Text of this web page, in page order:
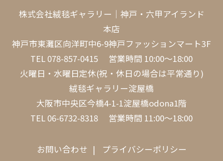
株式会社絨毯ギャラリー｜神戸・六甲アイランド
本店
神戸市東灘区向洋町中6-9神戸ファッションマート3F
TEL 078-857-0415 営業時間 10:00～18:00
火曜日・水曜日定休(祝・休日の場合は平常通り)
絨毯ギャラリー淀屋橋
大阪市中央区今橋4-1-1淀屋橋odona1階
TEL 06-6732-8318 営業時間 11:00～18:00
お問い合わせ プライバシーポリシー